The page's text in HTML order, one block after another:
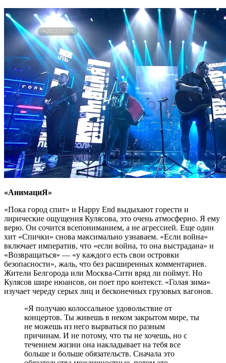
«АнимациЯ»
«Пока город спит» и Happy End выдыхают горести и
лирические ощущения Кулясова, это очень атмосферно. Я ему
верю. Он сочится всепониманием, а не агрессией. Еще один
хит «Спички» снова максимально узнаваем. «Если война»
включает императив, что «если война, то она выстрадана» и
«Возвращаться» — «у каждого есть свои островки
безопасности», жаль, что без расширенных комментариев.
Жители Белгорода или Москва-Сити вряд ли поймут. Но
Кулясов шире нюансов, он поет про контекст. «Голая зима»
изучает череду серых лиц и бесконечных грузовых вагонов.
«Я получаю колоссальное удовольствие от
концертов. Ты живешь в неком закрытом мире, ты
не можешь из него вырваться по разным
причинам. И не потому, что ты не хочешь, но с
течением жизни она накладывает на тебя все
больше и больше обязательств. Сначала это